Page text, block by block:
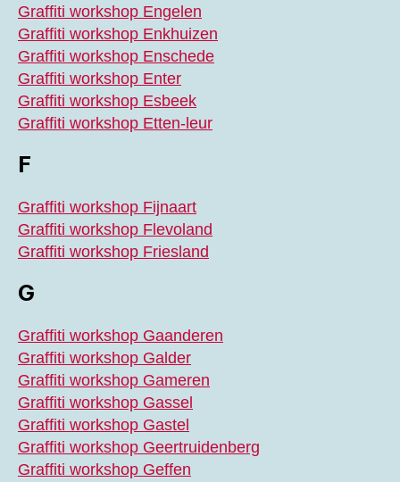
Graffiti workshop Engelen
Graffiti workshop Enkhuizen
Graffiti workshop Enschede
Graffiti workshop Enter
Graffiti workshop Esbeek
Graffiti workshop Etten-leur
F
Graffiti workshop Fijnaart
Graffiti workshop Flevoland
Graffiti workshop Friesland
G
Graffiti workshop Gaanderen
Graffiti workshop Galder
Graffiti workshop Gameren
Graffiti workshop Gassel
Graffiti workshop Gastel
Graffiti workshop Geertruidenberg
Graffiti workshop Geffen